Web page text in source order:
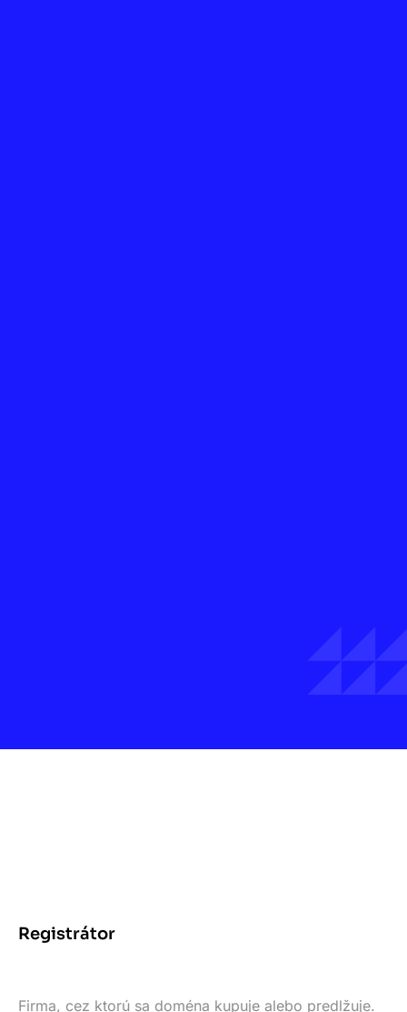
Registrátor
Firma, cez ktorú sa doména kupuje alebo predlžuje.